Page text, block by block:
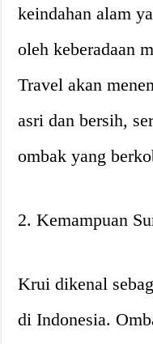
keindahan alam
oleh keberadaan
Travel akan
asri dan bersih,
ombak yang
2. Kemampuan
Krui dikenal
di Indonesia.